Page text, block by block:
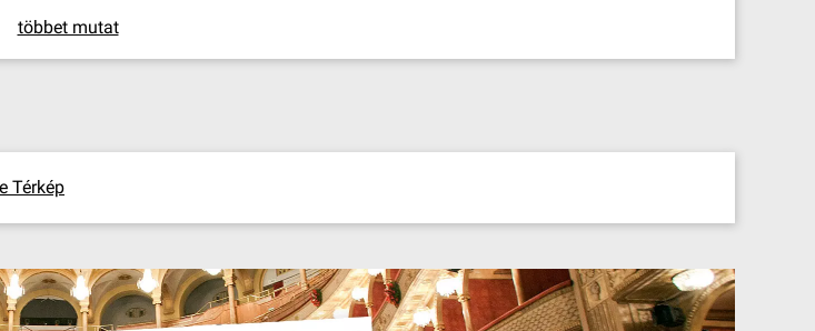
többet mutat
Térkép